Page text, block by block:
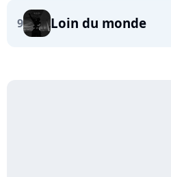
9 Loin du monde